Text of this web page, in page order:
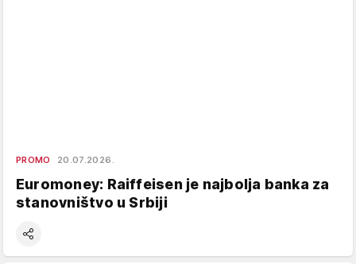
PROMO 20.07.2026.
Euromoney: Raiffeisen je najbolja banka za
stanovništvo u Srbiji